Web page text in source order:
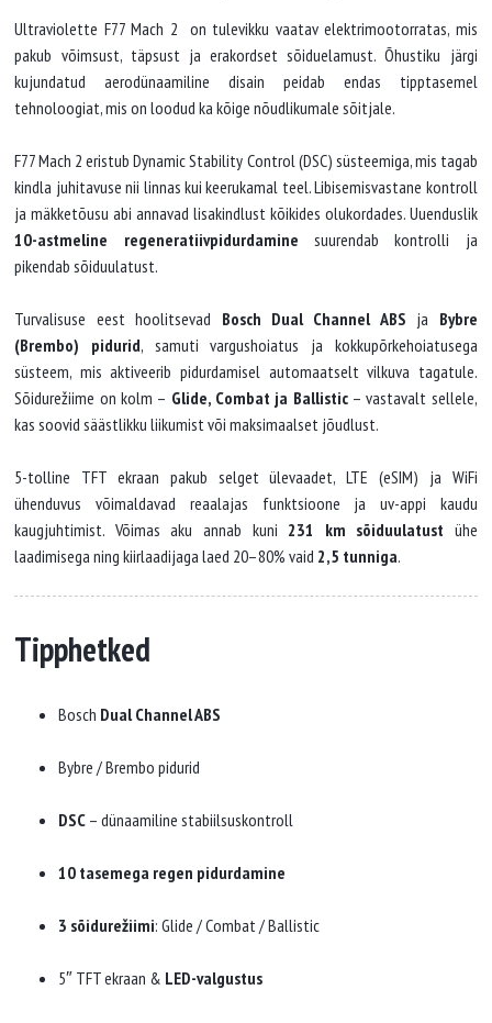
Ultraviolette F77 Mach 2 on tulevikku vaatav elektrimootorratas, mis
pakub võimsust, täpsust ja erakordset sõiduelamust. Õhustiku järgi
kujundatud aerodünaamiline disain peidab endas tipptasemel
tehnoloogiat, mis on loodud ka kõige nõudlikumale sõitjale.
F77 Mach 2 eristub Dynamic Stability Control (DSC) süsteemiga, mis tagab
kindla juhitavuse nii linnas kui keerukamal teel. Libisemisvastane kontroll
ja mäkketõusu abi annavad lisakindlust kõikides olukordades. Uuenduslik
10-astmeline regeneratiivpidurdamine suurendab kontrolli ja
pikendab sõiduulatust.
Turvalisuse eest hoolitsevad Bosch Dual Channel ABS ja Bybre
(Brembo) pidurid, samuti vargushoiatus ja kokkupõrkehoiatusega
süsteem, mis aktiveerib pidurdamisel automaatselt vilkuva tagatule.
Sõidurežiime on kolm – Glide, Combat ja Ballistic– vastavalt sellele,
kas soovid säästlikku liikumist või maksimaalset jõudlust.
5-tolline TFT ekraan pakub selget ülevaadet, LTE (eSIM) ja WiFi
ühenduvus võimaldavad reaalajas funktsioone ja uv-appi kaudu
kaugjuhtimist. Võimas aku annab kuni 231 km sõiduulatust ühe
laadimisega ning kiirlaadijaga laed 20–80% vaid 2,5 tunniga.
Tipphetked
Bosch Dual Channel ABS
Bybre / Brembo pidurid
DSC – dünaamiline stabiilsuskontroll
10 tasemega regen pidurdamine
3 sõidurežiimi: Glide / Combat / Ballistic
5″ TFT ekraan & LED-valgustus